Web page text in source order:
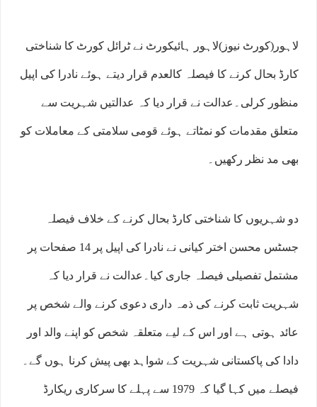
لاہور(کورٹ نیوز)لاہور ہائیکورٹ نے ٹرائل کورٹ کا شناختی
کارڈ بحال کرنے کا فیصلہ کالعدم قرار دیتے ہوئے نادرا کی اپیل
منظور کرلی۔عدالت نے قرار دیا کہ عدالتیں شہریت سے
متعلق مقدمات کو نمٹاتے ہوئے قومی سلامتی کے معاملات کو
بھی مد نظر رکھیں۔
دو شہریوں کا شناختی کارڈ بحال کرنے کے خلاف فیصلہ
جسٹس محسن اختر کیانی نے نادرا کی اپیل پر 14 صفحات پر
مشتمل تفصیلی فیصلہ جاری کیا۔عدالت نے قرار دیا کہ
شہریت ثابت کرنے کی ذمہ داری دعوی کرنے والے شخص پر
عائد ہوتی ہے اور اس کے لیے متعلقہ شخص کو اپنے والد اور
دادا کی پاکستانی شہریت کے شواہد بھی پیش کرنا ہوں گے۔
فیصلے میں کہا گیا کہ 1979 سے پہلے کا سرکاری ریکارڈ